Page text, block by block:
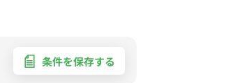
条件を保存する